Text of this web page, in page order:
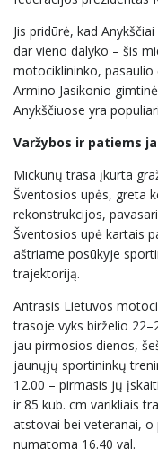
Jis pridūrė, kad
dar vieno dalyko – šis
motociklininko, pasaulio
Armino Jasikonio
Anykščiuose yra
Varžybos ir patiems
Mickūnų trasa įkurta
Šventosios upės, greta
rekonstrukcijos,
Šventosios upė kartais
aštriame posūkyje
trajektoriją.
Antrasis Lietuvos
trasoje vyks birželio
jau pirmosios dienos,
jaunųjų sportininkų
12.00 – pirmasis jų
ir 85 kub. cm varikliais
atstovai bei veteranai, o
numatoma 16.40 val.